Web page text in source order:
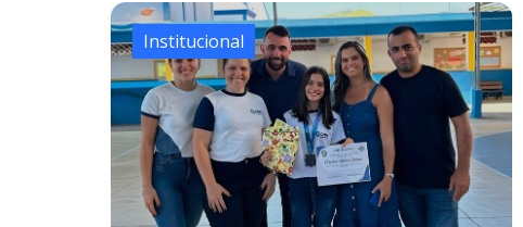
Institucional